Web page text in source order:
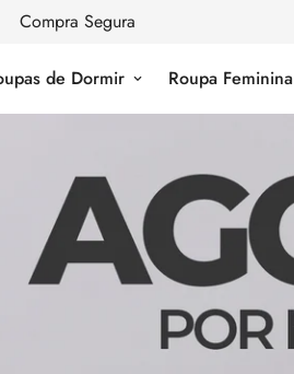
compras acima de R$ 299,00
de Dormir Roupa Feminina